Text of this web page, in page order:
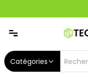
Catégories